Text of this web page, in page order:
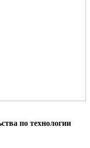
по технологии